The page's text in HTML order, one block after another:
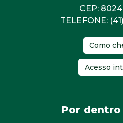
CEP:
TELEFONE:
Como
Acesso
Por dentro